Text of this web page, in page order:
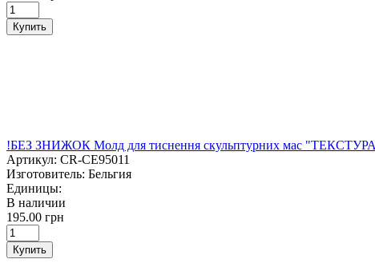
Купить
!БЕЗ ЗНИЖОК Молд для тиснення скульптурних мас
Артикул: CR-CE95011
Изготовитель: Бельгия
Единицы:
В наличии
195.00 грн
Купить